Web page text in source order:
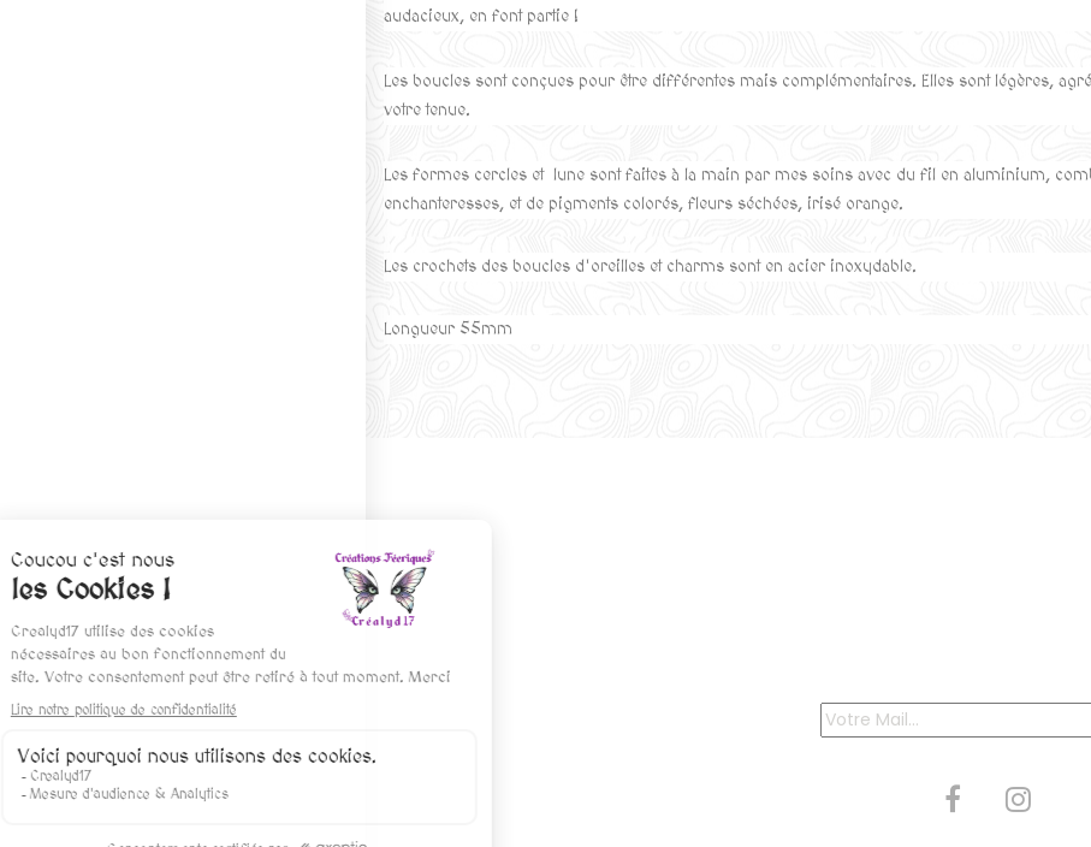
audacieux, en font partie !
Les boucles sont conçues pour être différentes mais complémentaires. Elles sont légères,
votre tenue.
Les formes cercles et lune sont faites à la main par mes soins avec du fil en aluminium,
enchanteresses, et de pigments colorés, fleurs séchées, irisé orange.
Les crochets des boucles d'oreilles et charms sont en acier inoxydable.
Longueur 55mm